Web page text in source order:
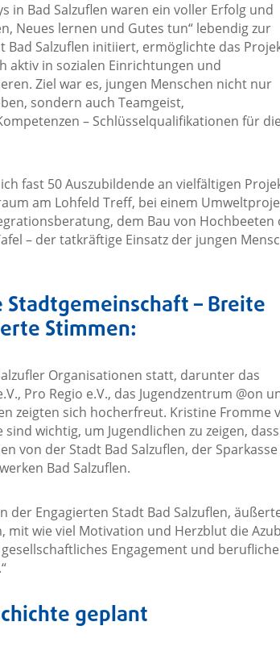
in Bad Salzuflen waren ein voller Erfolg und
Neues lernen und Gutes tun“ lebendig zur
Bad Salzuflen initiiert, ermöglichte das
aktiv in sozialen Einrichtungen und
Ziel war es, jungen Menschen nicht nur
sondern auch Teamgeist,
– Schlüsselqualifikationen für die
fast 50 Auszubildende an vielfältigen
am Lohfeld Treff, bei einem
dem Bau von Hochbeeten
– der tatkräftige Einsatz der jungen
– Breite
Stimmen:
Organisationen statt, darunter das
Pro Regio e.V., das Jugendzentrum @on
zeigten sich hocherfreut. Kristine Fromme
wichtig, um Jugendlichen zu zeigen, dass
von der Stadt Bad Salzuflen, der Sparkasse
Bad Salzuflen.
Engagierten Stadt Bad Salzuflen,
mit wie viel Motivation und Herzblut die
Engagement und berufliche
geplant